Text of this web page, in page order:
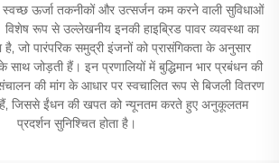
स्वच्छ ऊर्जा तकनीकों और उत्सर्जन कम करने वाली सुविधाओं
विशेष रूप से उल्लेखनीय इनकी हाइब्रिड पावर व्यवस्था का
है, जो पारंपरिक समुद्री इंजनों को प्रासंगिकता के अनुसार
साथ जोड़ती हैं। इन प्रणालियों में बुद्धिमान भार प्रबंधन की
संचालन की मांग के आधार पर स्वचालित रूप से बिजली वितरण
हैं, जिससे ईंधन की खपत को न्यूनतम करते हुए अनुकूलतम
प्रदर्शन सुनिश्चित होता है।